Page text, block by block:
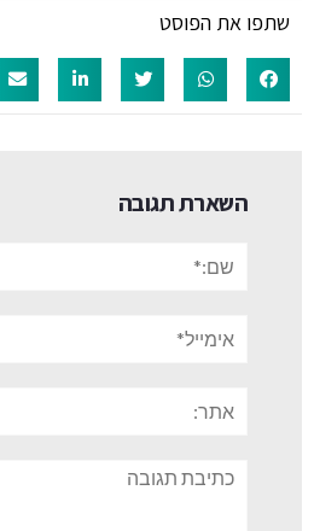
שתפו את הפוסט
השארת תגובה
תגובה